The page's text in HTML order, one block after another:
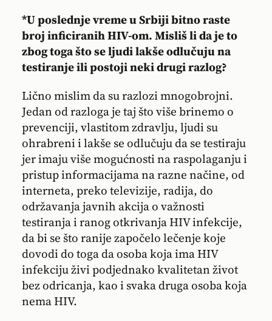
*U poslednje vreme u Srbiji bitno raste
broj inficiranih HIV-om. Misliš li da je to
zbog toga što se ljudi lakše odlučuju na
testiranje ili postoji neki drugi razlog?
Lično mislim da su razlozi mnogobrojni.
Jedan od razloga je taj što više brinemo o
prevenciji, vlastitom zdravlju, ljudi su
ohrabreni i lakše se odlučuju da se testiraju
jer imaju više mogućnosti na raspolaganju i
pristup informacijama na razne načine, od
interneta, preko televizije, radija, do
održavanja javnih akcija o važnosti
testiranja i ranog otkrivanja HIV infekcije,
da bi se što ranije započelo lečenje koje
dovodi do toga da osoba koja ima HIV
infekciju živi podjednako kvalitetan život
bez odricanja, kao i svaka druga osoba koja
nema HIV.